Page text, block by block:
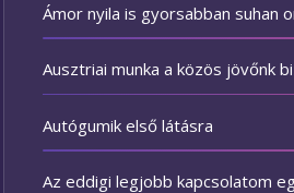
Ámor nyila is gyorsabban suhan
Ausztriai munka a közös jövőnk
Autógumik első látásra
Az eddigi legjobb kapcsolatom